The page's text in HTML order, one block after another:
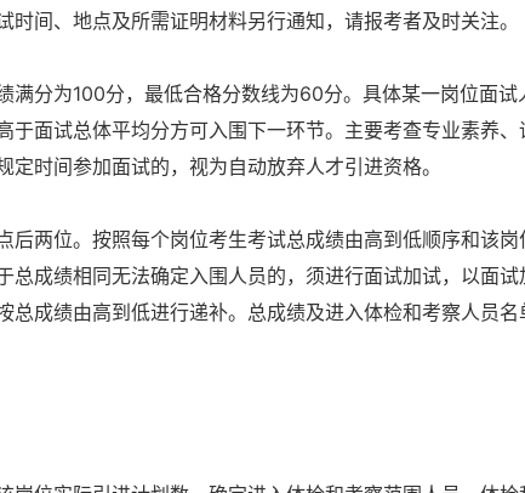
、地点及所需证明材料另行通知，请报考者及时关注。
分为100分，最低合格分数线为60分。具体某一岗位面试
于面试总体平均分方可入围下一环节。主要考查专业素养、
时间参加面试的，视为自动放弃人才引进资格。
两位。按照每个岗位考生考试总成绩由高到低顺序和该岗
总成绩相同无法确定入围人员的，须进行面试加试，以面试
总成绩由高到低进行递补。总成绩及进入体检和考察人员名